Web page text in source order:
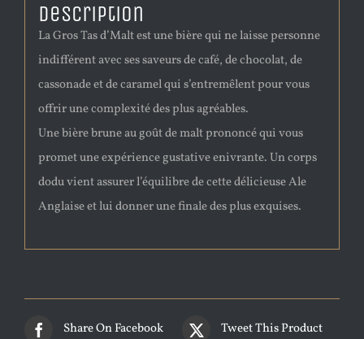
Description
La Gros Tas d’Malt est une bière qui ne laisse personne
indifférent avec ses saveurs de café, de chocolat, de
cassonade et de caramel qui s’entremêlent pour vous
offrir une complexité des plus agréables.
Une bière brune au goût de malt prononcé qui vous
promet une expérience gustative enivrante. Un corps
dodu vient assurer l’équilibre de cette délicieuse Ale
Anglaise et lui donner une finale des plus exquises.
Share On Facebook Tweet This Product